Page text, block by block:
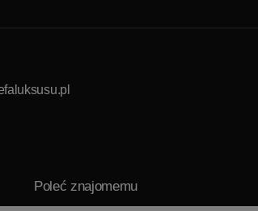
Poleć znajomemu